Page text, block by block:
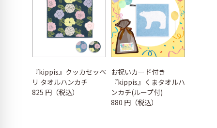
『kippis』クッカセッペ
リ タオルハンカチ
825 円（税込）
お祝いカード付き
『kippis』くまタオルハ
ンカチ(ループ付)
880 円（税込）